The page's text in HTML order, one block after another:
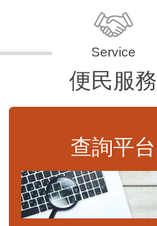
便民服務
查詢平台